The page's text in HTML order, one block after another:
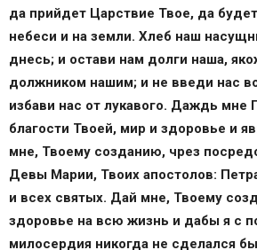
Когда принято использовать
молитву?
Воскресная молитва
«Да воскреснет Бог»
Текст полной молитвы «Да
Краткий вариант молитвы
О чем просят Бога этими словами?
В чем суть молитвы «Да
ее трактовать
Воскресная молитва Иисусу
Пресвятой Богородице
да прийдет Царствие Твое, да
небеси и на земли. Хлеб наш
днесь; и остави нам долги наша,
должником нашим; и не введи нас
избави нас от лукавого. Даждь мне
благости Твоей, мир и здоровье и
мне, Твоему созданию, чрез
Девы Марии, Твоих апостолов:
и всех святых. Дай мне, Твоему
здоровье на всю жизнь и дабы я с
милосердия никогда не сделался